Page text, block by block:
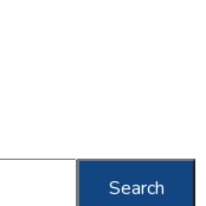
Search